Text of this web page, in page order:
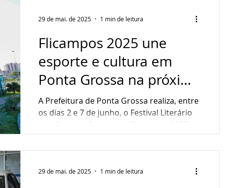
Flicampos 2025 une
esporte e cultura em
Ponta Grossa na próxima
semana
A Prefeitura de Ponta Grossa realiza, entre
os dias 2 e 7 de junho, o Festival Literário
dos Campos Gerais — o Flicampos 2025. O
evento...
29 de mai. de 2025 1 min de leitura
29 de mai. de 2025 1 min de leitura